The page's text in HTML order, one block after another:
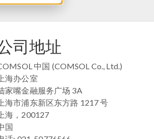
司地址
中国 (COMSOL Co., Ltd.)
上海办公室
家嘴金融服务广场 3A
上海市浦东新区东方路 1217 号
上海，200127
国